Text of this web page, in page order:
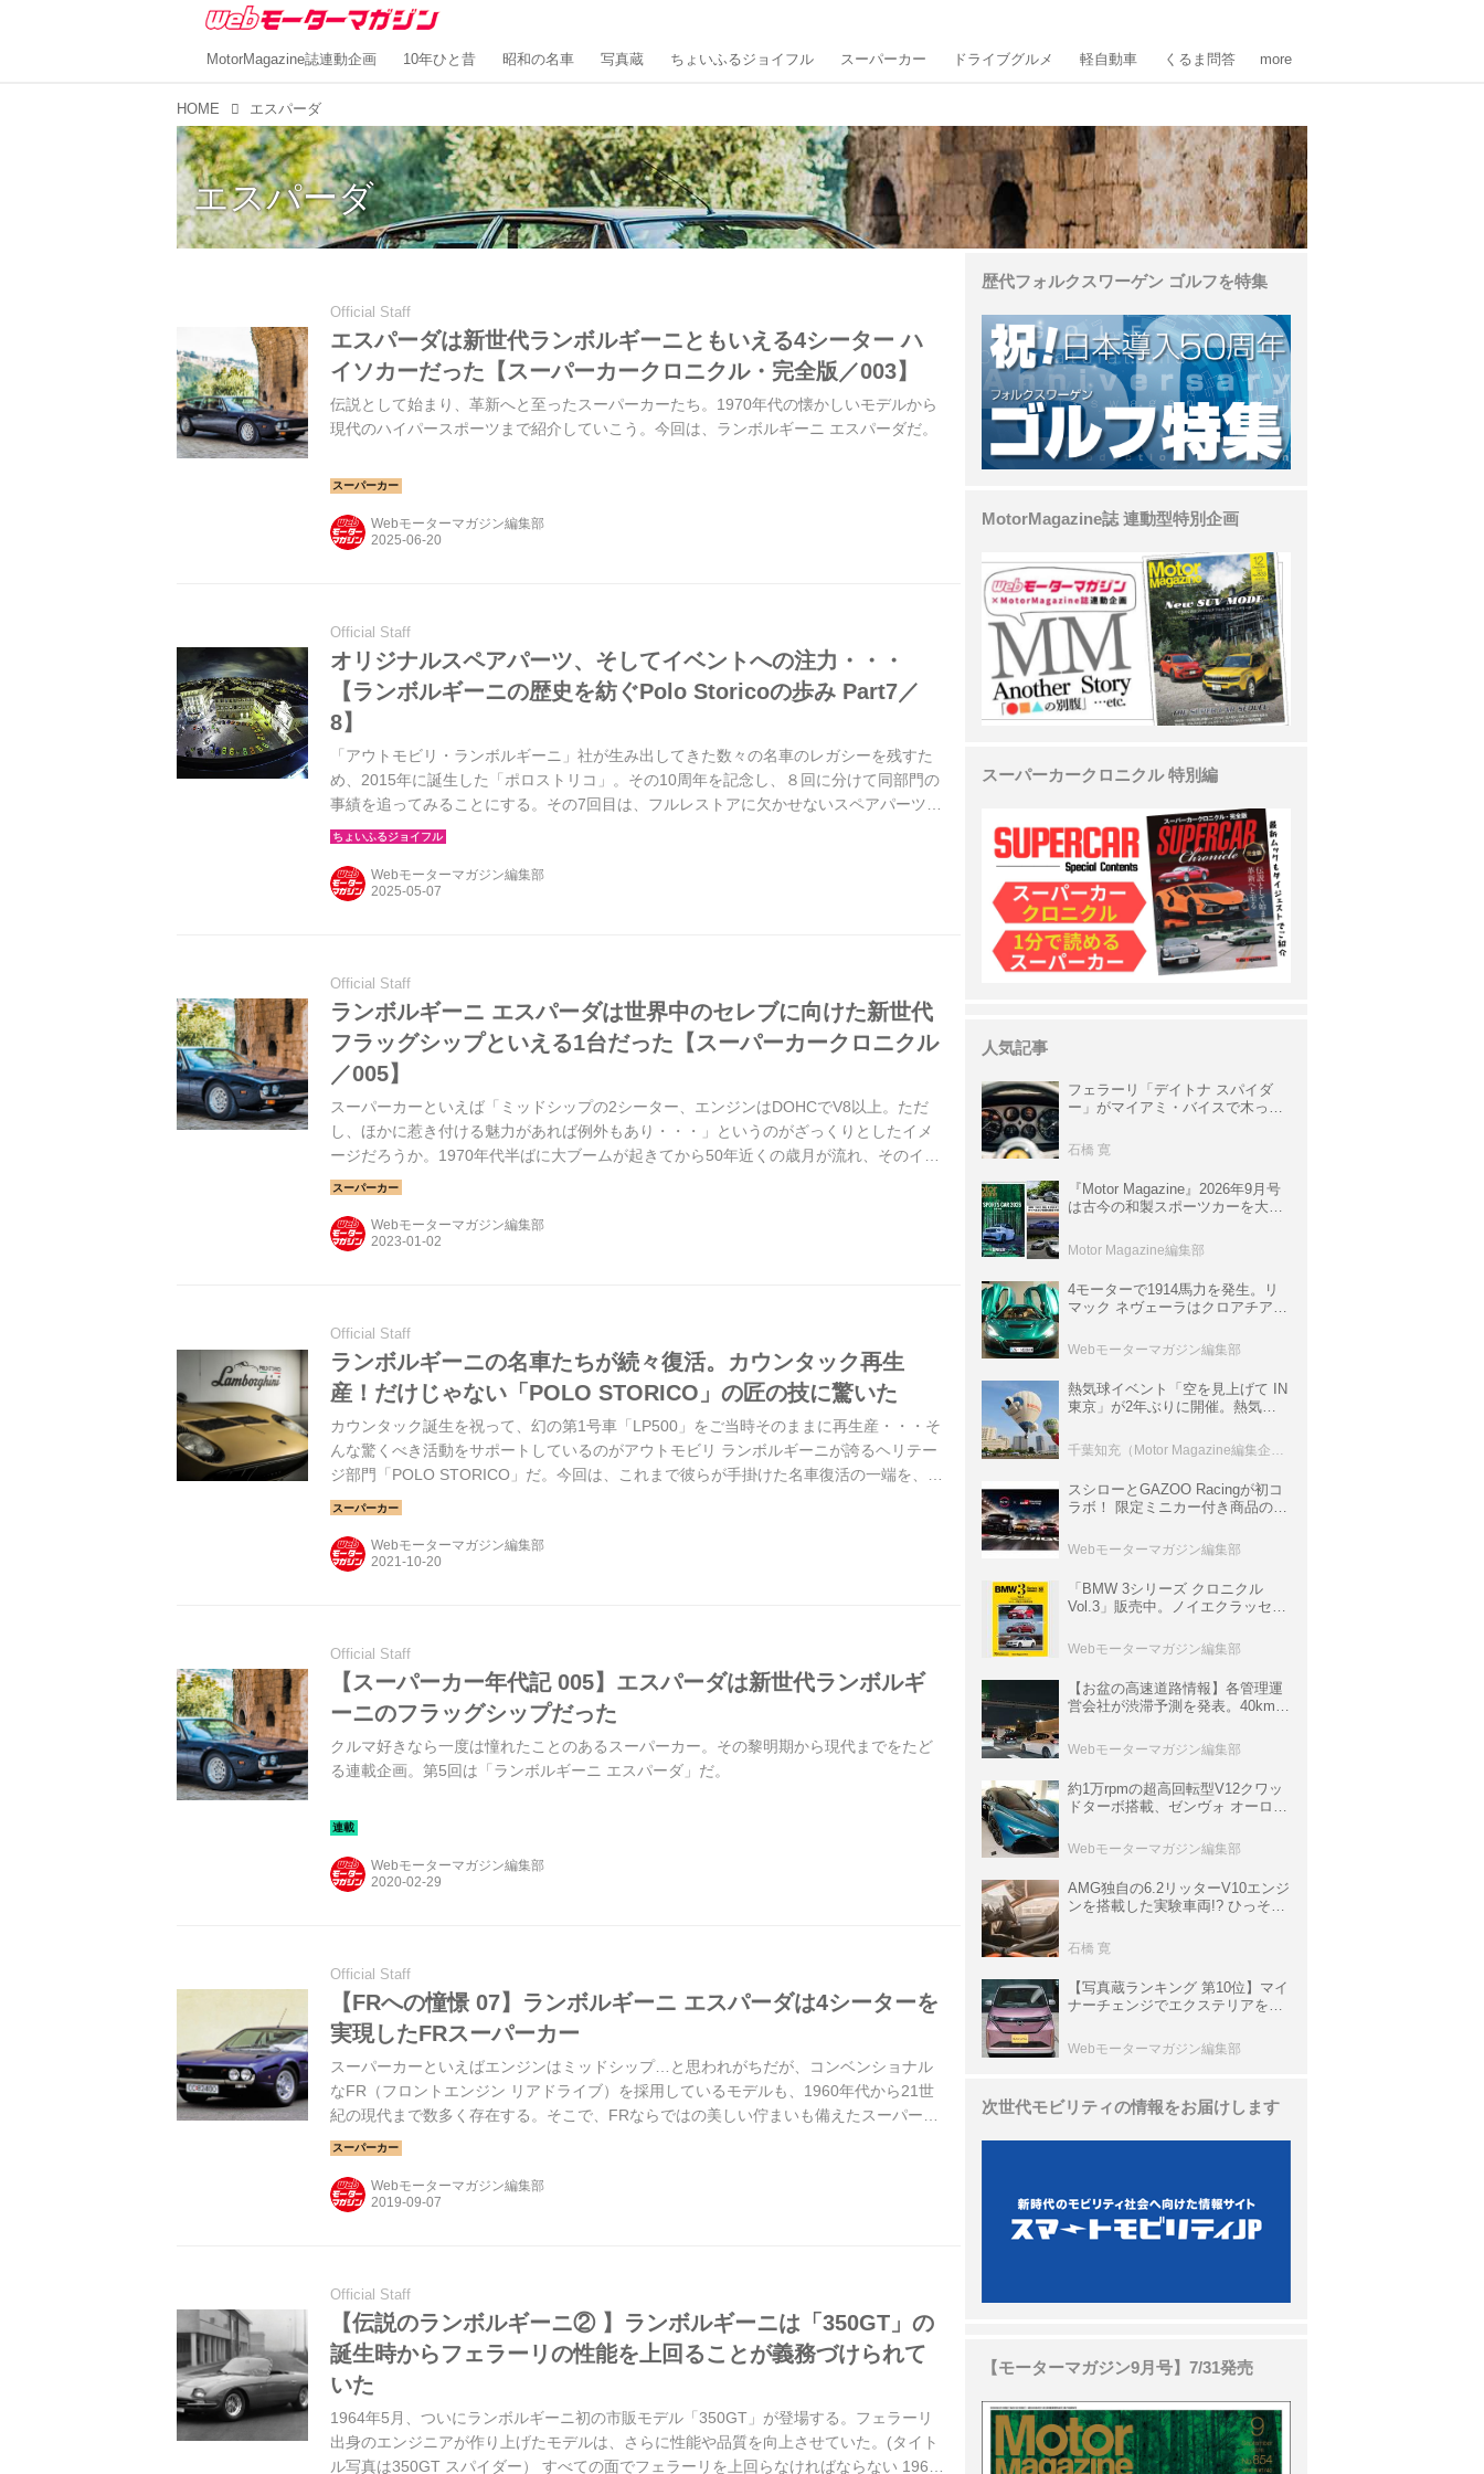
MotorMagazine誌連動企画 10年ひと昔 昭和の名車 写真蔵 ちょいふるジョイフル スーパーカー ドライブグルメ 軽自動車 くるま問答 more
HOME エスパーダ
エスパーダ
Official Staff
エスパーダは新世代ランボルギーニともいえる4シーター ハ
イソカーだった【スーパーカークロニクル・完全版／003】
伝説として始まり、革新へと至ったスーパーカーたち。1970年代の懐かしいモデルから
現代のハイパースポーツまで紹介していこう。今回は、ランボルギーニ エスパーダだ。
Webモーターマガジン編集部
Official Staff
オリジナルスペアパーツ、そしてイベントへの注力・・・
【ランボルギーニの歴史を紡ぐPolo Storicoの歩み Part7／
8】
「アウトモビリ・ランボルギーニ」社が生み出してきた数々の名車のレガシーを残すた
め、2015年に誕生した「ポロストリコ」。その10周年を記念し、８回に分けて同部門の
事績を追ってみることにする。その7回目は、フルレストアに欠かせないスペアパーツの
製作・管理と、ブランドイメージアップのイベントへの「ポロストリコ」の取り組みに
Webモーターマガジン編集部
Official Staff
ランボルギーニ エスパーダは世界中のセレブに向けた新世代
フラッグシップといえる1台だった【スーパーカークロニクル
／005】
スーパーカーといえば「ミッドシップの2シーター、エンジンはDOHCでV8以上。ただ
し、ほかに惹き付ける魅力があれば例外もあり・・・」というのがざっくりとしたイメ
ージだろうか。1970年代半ばに大ブームが起きてから50年近くの歳月が流れ、そのイメ
ージは少しずつ変わってきているようにも見える。本連載では1966年から現代までスー
はランボルギーニ エスパーダだ。】
Webモーターマガジン編集部
Official Staff
ランボルギーニの名車たちが続々復活。カウンタック再生
産！だけじゃない「POLO STORICO」の匠の技に驚いた
カウンタック誕生を祝って、幻の第1号車「LP500」をご当時そのままに再生産・・・そ
んな驚くべき活動をサポートしているのがアウトモビリ ランボルギーニが誇るヘリテー
ジ部門「POLO STORICO」だ。今回は、これまで彼らが手掛けた名車復活の一端を、振
り返ってみよう。
Webモーターマガジン編集部
Official Staff
【スーパーカー年代記 005】エスパーダは新世代ランボルギ
ーニのフラッグシップだった
クルマ好きなら一度は憧れたことのあるスーパーカー。その黎明期から現代までをたど
る連載企画。第5回は「ランボルギーニ エスパーダ」だ。
Webモーターマガジン編集部
Official Staff
【FRへの憧憬 07】ランボルギーニ エスパーダは4シーターを
実現したFRスーパーカー
スーパーカーといえばエンジンはミッドシップ…と思われがちだが、コンベンショナル
なFR（フロントエンジン リアドライブ）を採用しているモデルも、1960年代から21世
紀の現代まで数多く存在する。そこで、FRならではの美しい佇まいも備えたスーパース
ポーツカーを紹介する連載企画をお届けしよう。
Webモーターマガジン編集部
Official Staff
【伝説のランボルギーニ② 】ランボルギーニは「350GT」の
誕生時からフェラーリの性能を上回ることが義務づけられて
いた
1964年5月、ついにランボルギーニ初の市販モデル「350GT」が登場する。フェラーリ
出身のエンジニアが作り上げたモデルは、さらに性能や品質を向上させていた。(タイト
ル写真は350GT スパイダー） すべての面でフェラーリを上回らなければならない 1963
歴代フォルクスワーゲン ゴルフを特集
MotorMagazine誌 連動型特別企画
スーパーカークロニクル 特別編
人気記事
フェラーリ「デイトナ スパイダ
ー」がマイアミ・バイスで木っ端
サ」に化けた理由
石橋 寛
『Motor Magazine』2026年9月号
は古今の和製スポーツカーを大特
情報も満載
Motor Magazine編集部
4モーターで1914馬力を発生。リ
マック ネヴェーラはクロアチア発
ロニクル・完全版／115】
Webモーターマガジン編集部
熱気球イベント「空を見上げて IN
東京」が2年ぶりに開催。熱気球
室などのコンテンツも
スシローとGAZOO Racingが初コ
ラボ！ 限定ミニカー付き商品の
ト体験があたる抽選企画などを展
開
Webモーターマガジン編集部
「BMW 3シリーズ クロニクル
Vol.3」販売中。ノイエクラッセか
ムック
Webモーターマガジン編集部
【お盆の高速道路情報】各管理運
営会社が渋滞予測を発表。40km以
数ある
Webモーターマガジン編集部
約1万rpmの超高回転型V12クワッ
ドターボ搭載、ゼンヴォ オーロラ
イパーカー【スーパーカークロニ
クル・完全版／116】
Webモーターマガジン編集部
AMG独自の6.2リッターV10エンジ
ンを搭載した実験車両!? ひっそり
P900 プロトタイプ」とは
石橋 寛
【写真蔵ランキング 第10位】マイ
ナーチェンジでエクステリアを刷
クラ」
Webモーターマガジン編集部
次世代モビリティの情報をお届けします
【モーターマガジン9月号】7/31発売